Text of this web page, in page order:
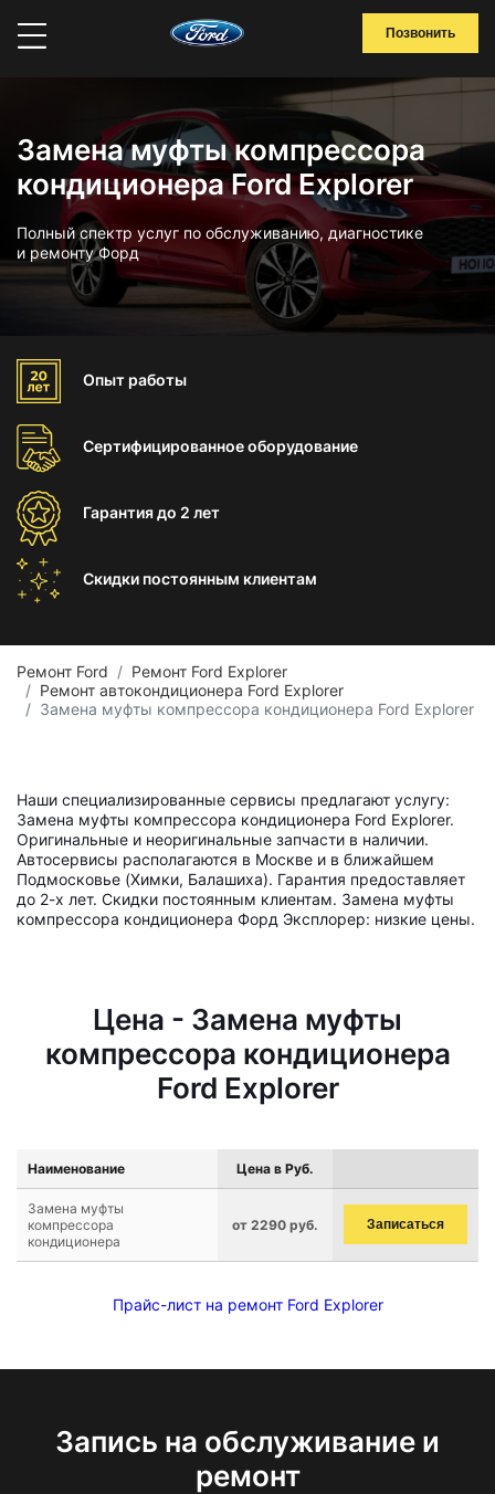
Позвонить
Замена муфты компрессора
кондиционера Ford Explorer
Полный спектр услуг по обслуживанию, диагностике
и ремонту Форд
Опыт работы
Сертифицированноеоборудование
Гарантиядо 2 лет
Скидки постоянным клиентам
Ремонт Ford
Ремонт Ford Explorer
Ремонт автокондиционера Ford Explorer
Замена муфты компрессора кондиционера Ford Explorer
Наши специализированные сервисы предлагают услугу:
Замена муфты компрессора кондиционера Ford Explorer.
Оригинальные и неоригинальные запчасти в наличии.
Автосервисы располагаются в Москве и в ближайшем
Подмосковье (Химки, Балашиха). Гарантия предоставляет
до 2-х лет. Скидки постоянным клиентам. Замена муфты
компрессора кондиционера Форд Эксплорер: низкие цены.
Цена - Замена муфты
компрессора кондиционера
Ford Explorer
Наименование Цена в Руб.
Замена муфты
компрессора
кондиционера
от 2290 руб. Записаться
Прайс-лист на ремонт Ford Explorer
Запись на обслуживание и
ремонт